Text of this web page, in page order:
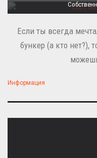
Если ты всегда
бункер (а кто нет?),
Информация